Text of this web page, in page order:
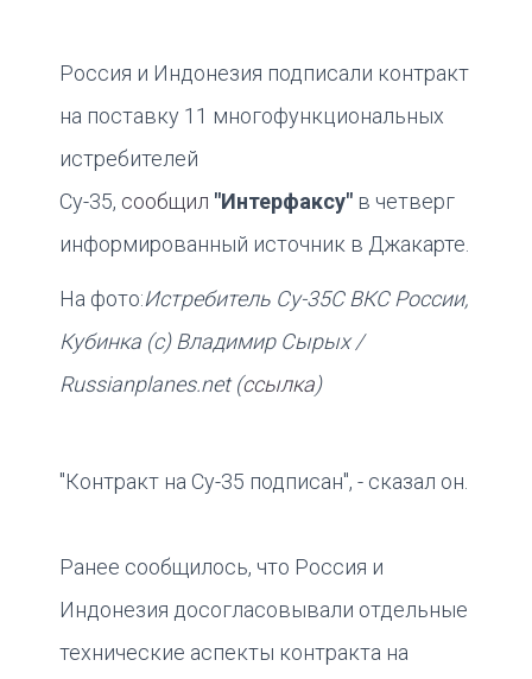
Россия и Индонезия подписали контракт
на поставку 11 многофункциональных
истребителей
Су-35, сообщил "Интерфаксу" в четверг
информированный источник в Джакарте.
На фото:Истребитель Су-35С ВКС России,
Кубинка (с) Владимир Сырых /
Russianplanes.net (ссылка)
"Контракт на Су-35 подписан", - сказал он.
Ранее сообщилось, что Россия и
Индонезия досогласовывали отдельные
технические аспекты контракта на